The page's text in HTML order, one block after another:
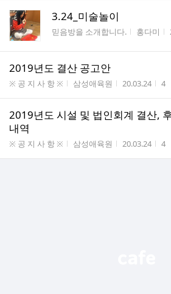
3.24_미술놀이
게시판명
믿음방을 소개합니다. 작성자
홍다미
2019년도 결산 공고안
게시판명
※ 공 지 사 항 ※ 작성자
삼성애육원 작성시간
20.03.24 조
4
2019년도 시설 및 법인회계 결산,
내역
게시판명
※ 공 지 사 항 ※ 작성자
삼성애육원 작성시간
20.03.24 조
4